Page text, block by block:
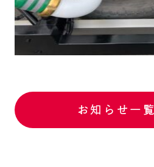
お知らせ一